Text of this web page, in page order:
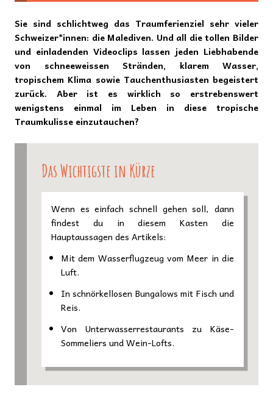
Sie sind schlichtweg das Traumferienziel sehr vieler
Schweizer*innen: die Malediven. Und all die tollen Bilder
und einladenden Videoclips lassen jeden Liebhabende
von schneeweissen Stränden, klarem Wasser,
tropischem Klima sowie Tauchenthusiasten begeistert
zurück. Aber ist es wirklich so erstrebenswert
wenigstens einmal im Leben in diese tropische
Traumkulisse einzutauchen?
Das Wichtigste in Kürze
Wenn es einfach schnell gehen soll, dann
findest du in diesem Kasten die
Hauptaussagen des Artikels:
Mit dem Wasserflugzeug vom Meer in die
Luft.
In schnörkellosen Bungalows mit Fisch und
Reis.
Von Unterwasserrestaurants zu Käse-
Sommeliers und Wein-Lofts.